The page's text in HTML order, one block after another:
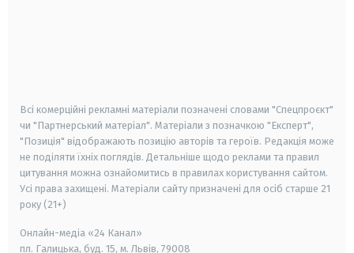
Всі комерційні рекламні матеріали позначені словами "Спецпроєкт"
чи "Партнерський матеріал". Матеріали з позначкою "Експерт",
"Позиція" відображають позицію авторів та героїв. Редакція може
не поділяти їхніх поглядів. Детальніше щодо реклами та правил
цитування можна ознайомитись в правилах користування сайтом.
Усі права захищені. Матеріали сайту призначені для осіб старше 21
року (21+)
Онлайн-медіа «24 Канал»
пл. Галицька, буд. 15, м. Львів, 79008